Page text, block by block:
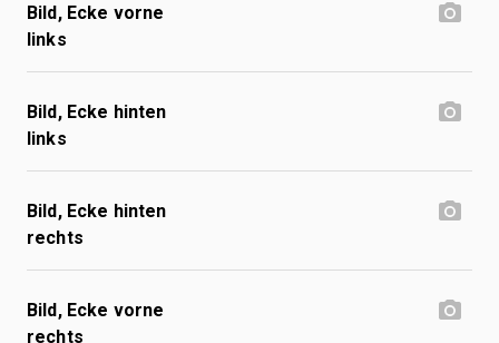
Bild, Ecke vorne
links
Bild, Ecke hinten
links
Bild, Ecke hinten
rechts
Bild, Ecke vorne
rechts